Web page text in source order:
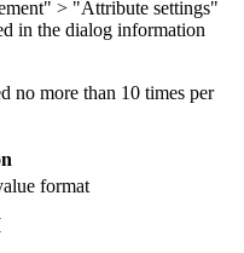
> "Attribute settings"
in the dialog information
no more than 10 times per
format